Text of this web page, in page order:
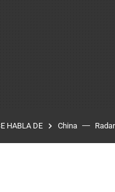
HABLA DE China Radar